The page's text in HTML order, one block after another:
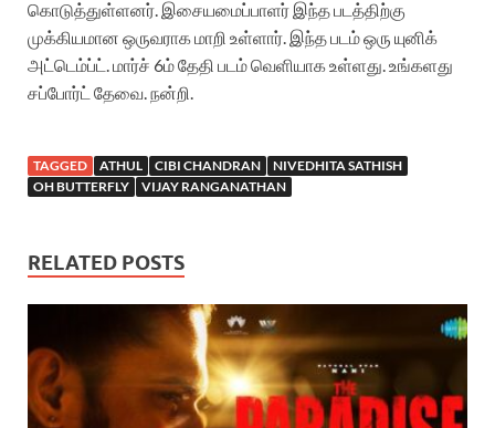
கொடுத்துள்ளனர். இசையமைப்பாளர் இந்த படத்திற்கு
முக்கியமான ஒருவராக மாறி உள்ளார். இந்த படம் ஒரு யுனிக்
அட்டெம்ப்ட். மார்ச் 6ம் தேதி படம் வெளியாக உள்ளது. உங்களது
சப்போர்ட் தேவை. நன்றி.
TAGGED ATHUL CIBI CHANDRAN
NIVEDHITA SATHISH
OH BUTTERFLY
VIJAY RANGANATHAN
RELATED POSTS